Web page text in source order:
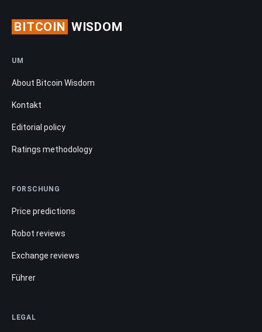
BITCOIN WISDOM
UM
About Bitcoin Wisdom
Kontakt
Editorial policy
Ratings methodology
FORSCHUNG
Price predictions
Robot reviews
Exchange reviews
Führer
LEGAL